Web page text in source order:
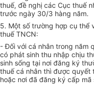
thuế, đề nghị các Cục thuế
trước ngày 30/3 hàng năm.
5. Một số trường hợp cụ thể
thuế TNCN:
- Đối với cá nhân trong năm
có phát sinh thu nhập chịu
sinh sống tại nơi đăng ký
thuế cá nhân thì được quyết
hoặc nơi đã đăng ký cấp mã